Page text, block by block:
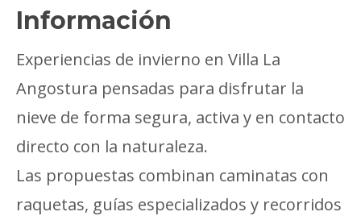
Información
Experiencias de invierno en Villa La
Angostura pensadas para disfrutar la
nieve de forma segura, activa y en contacto
directo con la naturaleza.
Las propuestas combinan caminatas con
raquetas, guías especializados y recorridos